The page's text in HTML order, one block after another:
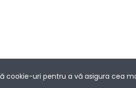
cookie-uri pentru a vă asigura cea